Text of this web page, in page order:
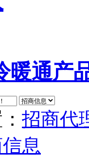
暖通产
招商代
息